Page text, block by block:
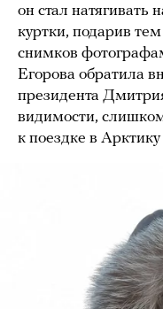
он стал
куртки, подарив
снимков
Егорова обратила
президента
видимости,
к поездке в